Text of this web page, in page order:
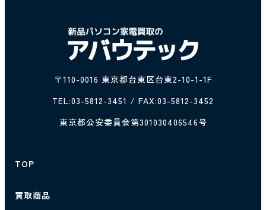
〒110-0016 東京都台東区台東2-10-1-1F
TEL:03-5812-3451 / FAX:03-5812-3452
東京都公安委員会第301030406546号
TOP
買取商品